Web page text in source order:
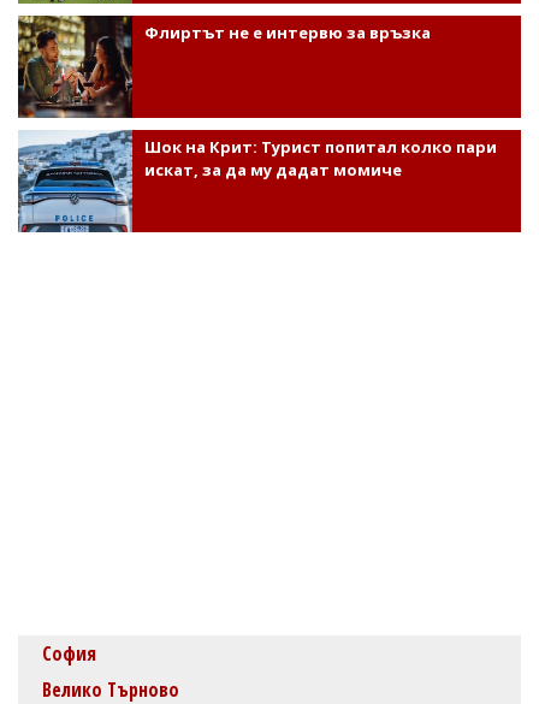
Флиртът не е интервю за връзка
Шок на Крит: Турист попитал колко пари
искат, за да му дадат момиче
София
Велико Търново